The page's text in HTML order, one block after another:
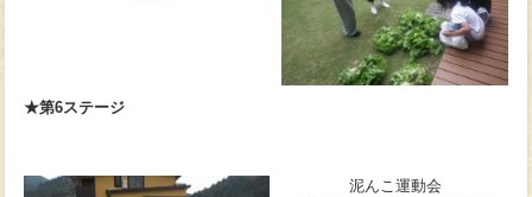
★第6ステージ
泥んこ運動会